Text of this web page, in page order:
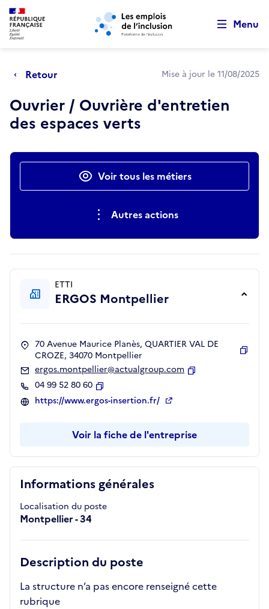
Aller au menu principal Aller au contenu principal
Menu
Retour Mise à jour le 11/08/2025
Ouvrier / Ouvrière d'entretien
des espaces verts
Actions rapidesVoir tous les métiers
Autres actions
Informations générales
Localisation du poste
Montpellier - 34
Description du poste
La structure n’a pas encore renseigné cette
rubrique
ETTI
ERGOS Montpellier
70 Avenue Maurice Planès, QUARTIER VAL DE
CROZE, 34070 Montpellier
ergos.montpellier@actualgroup.com
04 99 52 80 60
Copier
https://www.ergos-insertion.fr/
Voir la fiche de l'entreprise
Retour au début de la page
Panneau de gestion des cookies